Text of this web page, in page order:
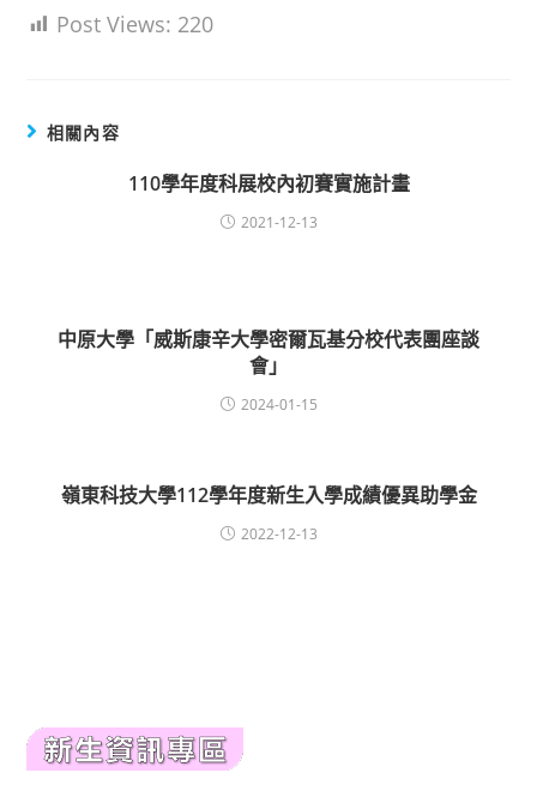
Post Views: 220
相關內容
110學年度科展校內初賽實施計畫
2021-12-13
中原大學「威斯康辛大學密爾瓦基分校代表團座談
會」
2024-01-15
嶺東科技大學112學年度新生入學成績優異助學金
2022-12-13